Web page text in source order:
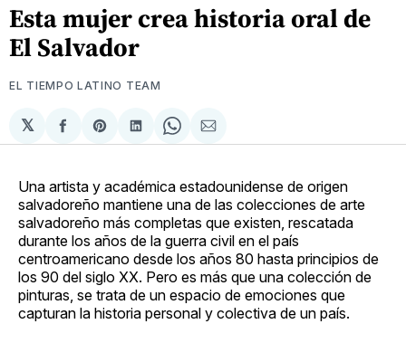
Esta mujer crea historia oral de
El Salvador
EL TIEMPO LATINO TEAM
𝕏
Compartir
en
Share
on
Compartir
en
Share
on
Compartir
via
Una artista y académica estadounidense de origen
salvadoreño mantiene una de las colecciones de arte
salvadoreño más completas que existen, rescatada
durante los años de la guerra civil en el país
centroamericano desde los años 80 hasta principios de
los 90 del siglo XX. Pero es más que una colección de
pinturas, se trata de un espacio de emociones que
capturan la historia personal y colectiva de un país.